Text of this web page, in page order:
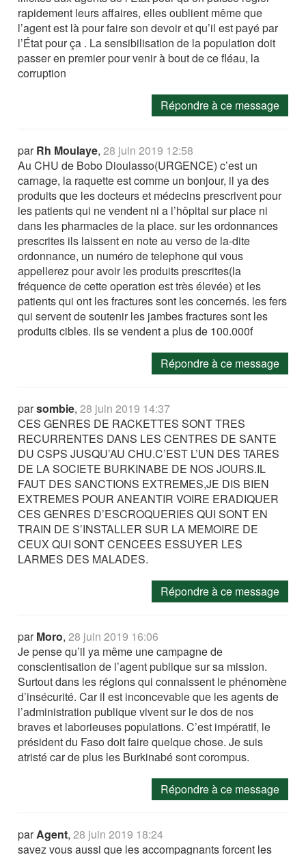
rapidement leurs affaires, elles oublient même que
l’agent est là pour faire son devoir et qu’il est payé par
l’État pour ça . La sensibilisation de la population doit
passer en premier pour venir à bout de ce fléau, la
corruption
Répondre à ce message
parRh Moulaye,28 juin 2019 12:58
Au CHU de Bobo Dioulasso(URGENCE) c’est un
carnage, la raquette est comme un bonjour, il ya des
produits que les docteurs et médecins prescrivent pour
les patients qui ne vendent ni a l’hôpital sur place ni
dans les pharmacies de la place. sur les ordonnances
prescrites ils laissent en note au verso de la-dite
ordonnance, un numéro de telephone qui vous
appellerez pour avoir les produits prescrites(la
fréquence de cette operation est très élevée) et les
patients qui ont les fractures sont les concernés. les fers
qui servent de soutenir les jambes fractures sont les
produits cibles. ils se vendent a plus de 100.000f
Répondre à ce message
parsombie,28 juin 2019 14:37
CES GENRES DE RACKETTES SONT TRES
RECURRENTES DANS LES CENTRES DE SANTE
DU CSPS JUSQU’AU CHU.C’EST L’UN DES TARES
DE LA SOCIETE BURKINABE DE NOS JOURS.IL
FAUT DES SANCTIONS EXTREMES,JE DIS BIEN
EXTREMES POUR ANEANTIR VOIRE ERADIQUER
CES GENRES D’ESCROQUERIES QUI SONT EN
TRAIN DE S’INSTALLER SUR LA MEMOIRE DE
CEUX QUI SONT CENCEES ESSUYER LES
LARMES DES MALADES.
Répondre à ce message
parMoro,28 juin 2019 16:06
Je pense qu’il ya même une campagne de
conscientisation de l’agent publique sur sa mission.
Surtout dans les régions qui connaissent le phénomène
d’insécurité. Car il est inconcevable que les agents de
l’administration publique vivent sur le dos de nos
braves et laborieuses populations. C’est impératif, le
président du Faso doit faire quelque chose. Je suis
atristé car de plus les Burkinabé sont corompus.
Répondre à ce message
parAgent,28 juin 2019 18:24
savez vous aussi que les accompagnants forcent les